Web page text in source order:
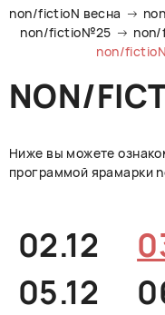
Программа
Прессе
Контакты
РУССКИЙ ENGLISH
non/fictioN весна
non/fictio№25
non/
NON/
Ниже вы можете
программой ярамарки
02.12
05.12